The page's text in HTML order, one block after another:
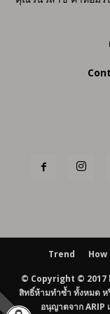
Trend How
© Copyright © 2017
สิทธิ์ห้ามทำซ้ำ ทั้งหมด ห
อนุญาตจาก ARIP